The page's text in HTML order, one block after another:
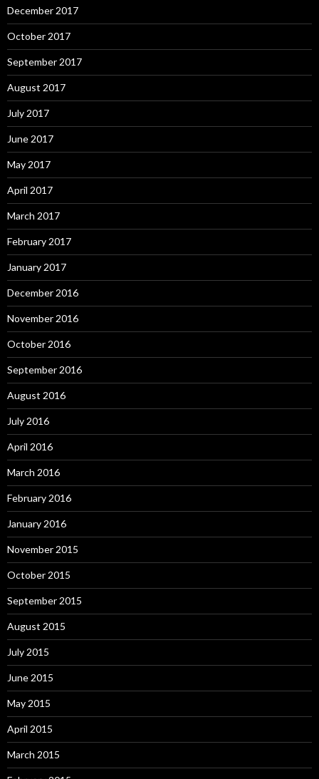
December 2017
October 2017
September 2017
August 2017
July 2017
June 2017
May 2017
April 2017
March 2017
February 2017
January 2017
December 2016
November 2016
October 2016
September 2016
August 2016
July 2016
April 2016
March 2016
February 2016
January 2016
November 2015
October 2015
September 2015
August 2015
July 2015
June 2015
May 2015
April 2015
March 2015